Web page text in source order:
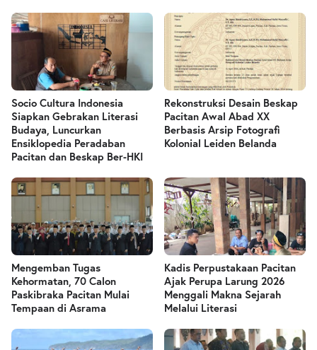
Socio Cultura Indonesia
Siapkan Gebrakan Literasi
Budaya, Luncurkan
Ensiklopedia Peradaban
Pacitan dan Beskap Ber-HKI
Rekonstruksi Desain Beskap
Pacitan Awal Abad XX
Berbasis Arsip Fotografi
Kolonial Leiden Belanda
Mengemban Tugas
Kehormatan, 70 Calon
Paskibraka Pacitan Mulai
Tempaan di Asrama
Kadis Perpustakaan Pacitan
Ajak Perupa Larung 2026
Menggali Makna Sejarah
Melalui Literasi